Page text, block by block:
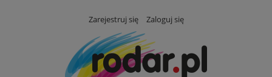
Zarejestruj się Zaloguj się